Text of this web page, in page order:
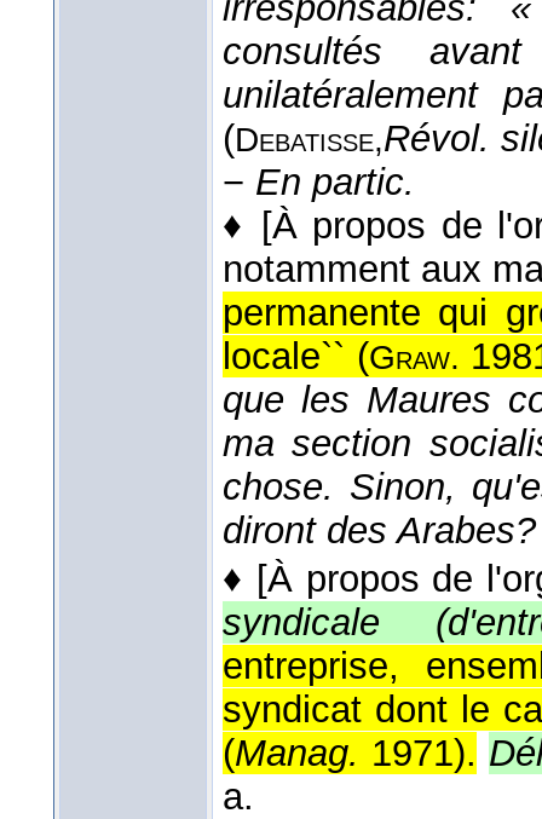
consultés
unilatéralement
(Debatisse,Révol.
− En partic.
♦ [À propos de
notamment aux
permanente qui
locale`` (Graw.
que les Maures
ma section
chose. Sinon,
diront des Arabes?
♦ [À propos de
syndicale
entreprise,
syndicat dont le
(Manag. 1971).
a.